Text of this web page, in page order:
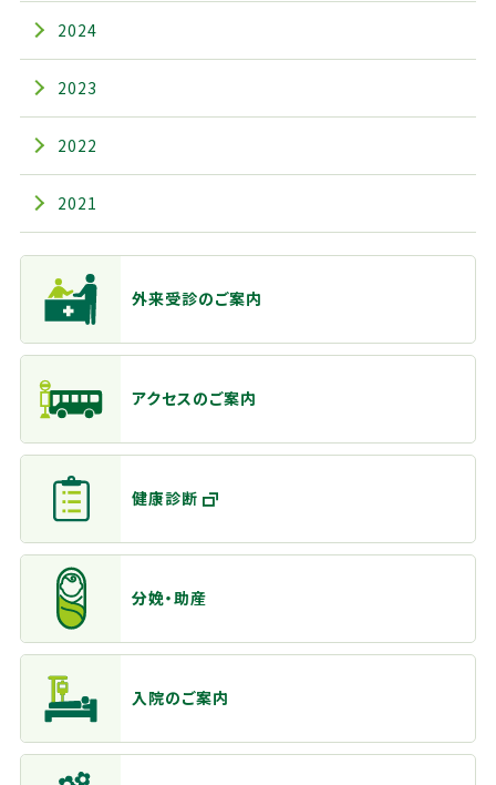
2024
2023
2022
2021
主なメニュー
外来受診のご案内
アクセスのご案内
健康診断
分娩・助産
入院のご案内